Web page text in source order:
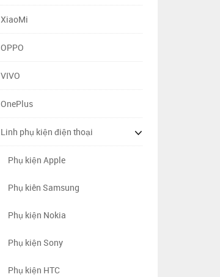
XiaoMi
OPPO
VIVO
OnePlus
Linh phụ kiện điện thoại
Phụ kiện Apple
Phụ kiên Samsung
Phụ kiện Nokia
Phụ kiện Sony
Phụ kiện HTC